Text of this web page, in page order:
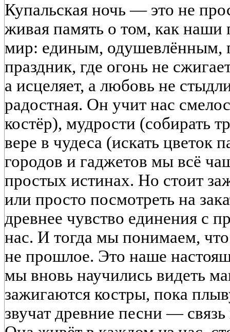
Купальская ночь — это не
живая память о том, как
мир: единым, одушевлённым,
праздник, где огонь не
а исцеляет, а любовь не
радостная. Он учит нас
костёр), мудрости (собирать
вере в чудеса (искать цветок
городов и гаджетов мы всё
простых истинах. Но стоит
или просто посмотреть на
древнее чувство единения с
нас. И тогда мы понимаем,
не прошлое. Это наше
мы вновь научились видеть
зажигаются костры, пока
звучат древние песни —